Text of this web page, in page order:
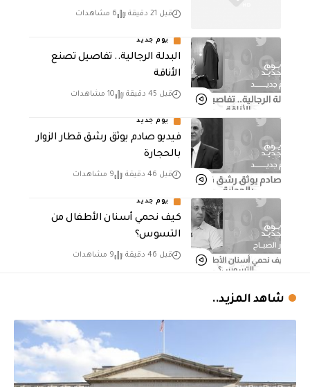
قبل 21 دقيقة 6 مشاهدات
يوم جديد
البدلة الرجالية.. تفاصيل تصنع
الأناقة
قبل 45 دقيقة 10 مشاهدات
يوم جديد
فيديو صادم يوثق رشق قطار الزوار
بالحجارة
قبل 46 دقيقة 9 مشاهدات
يوم جديد
كيف نحمي أسنان الأطفال من
التسوس؟
قبل 46 دقيقة 9 مشاهدات
شاهد المزيد..